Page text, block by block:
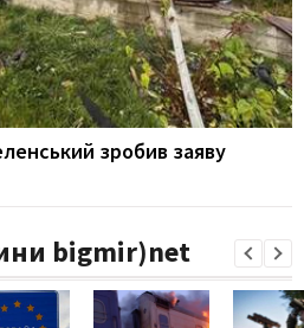
зробив заяву
bigmir)net